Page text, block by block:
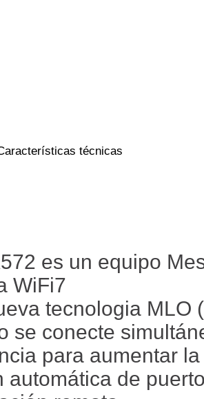
técnicas
es un equipo
WiFi7
tecnologia MLO
se conecte
para aumentar
automática de